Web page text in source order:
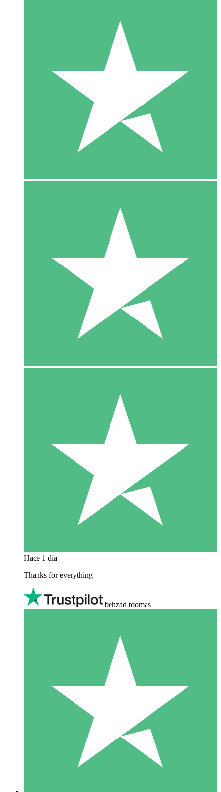
Hace 1 día
Thanks for everything
behzad toomas